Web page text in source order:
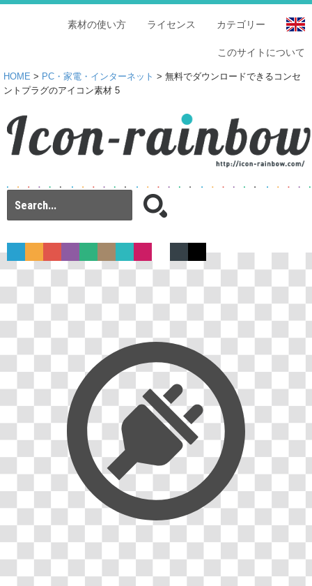
カテゴリー
ライセンス
素材の使い方
このサイトについて
HOME > PC・家電・インターネット > 無料でダウンロードできるコンセ
ントプラグのアイコン素材 5